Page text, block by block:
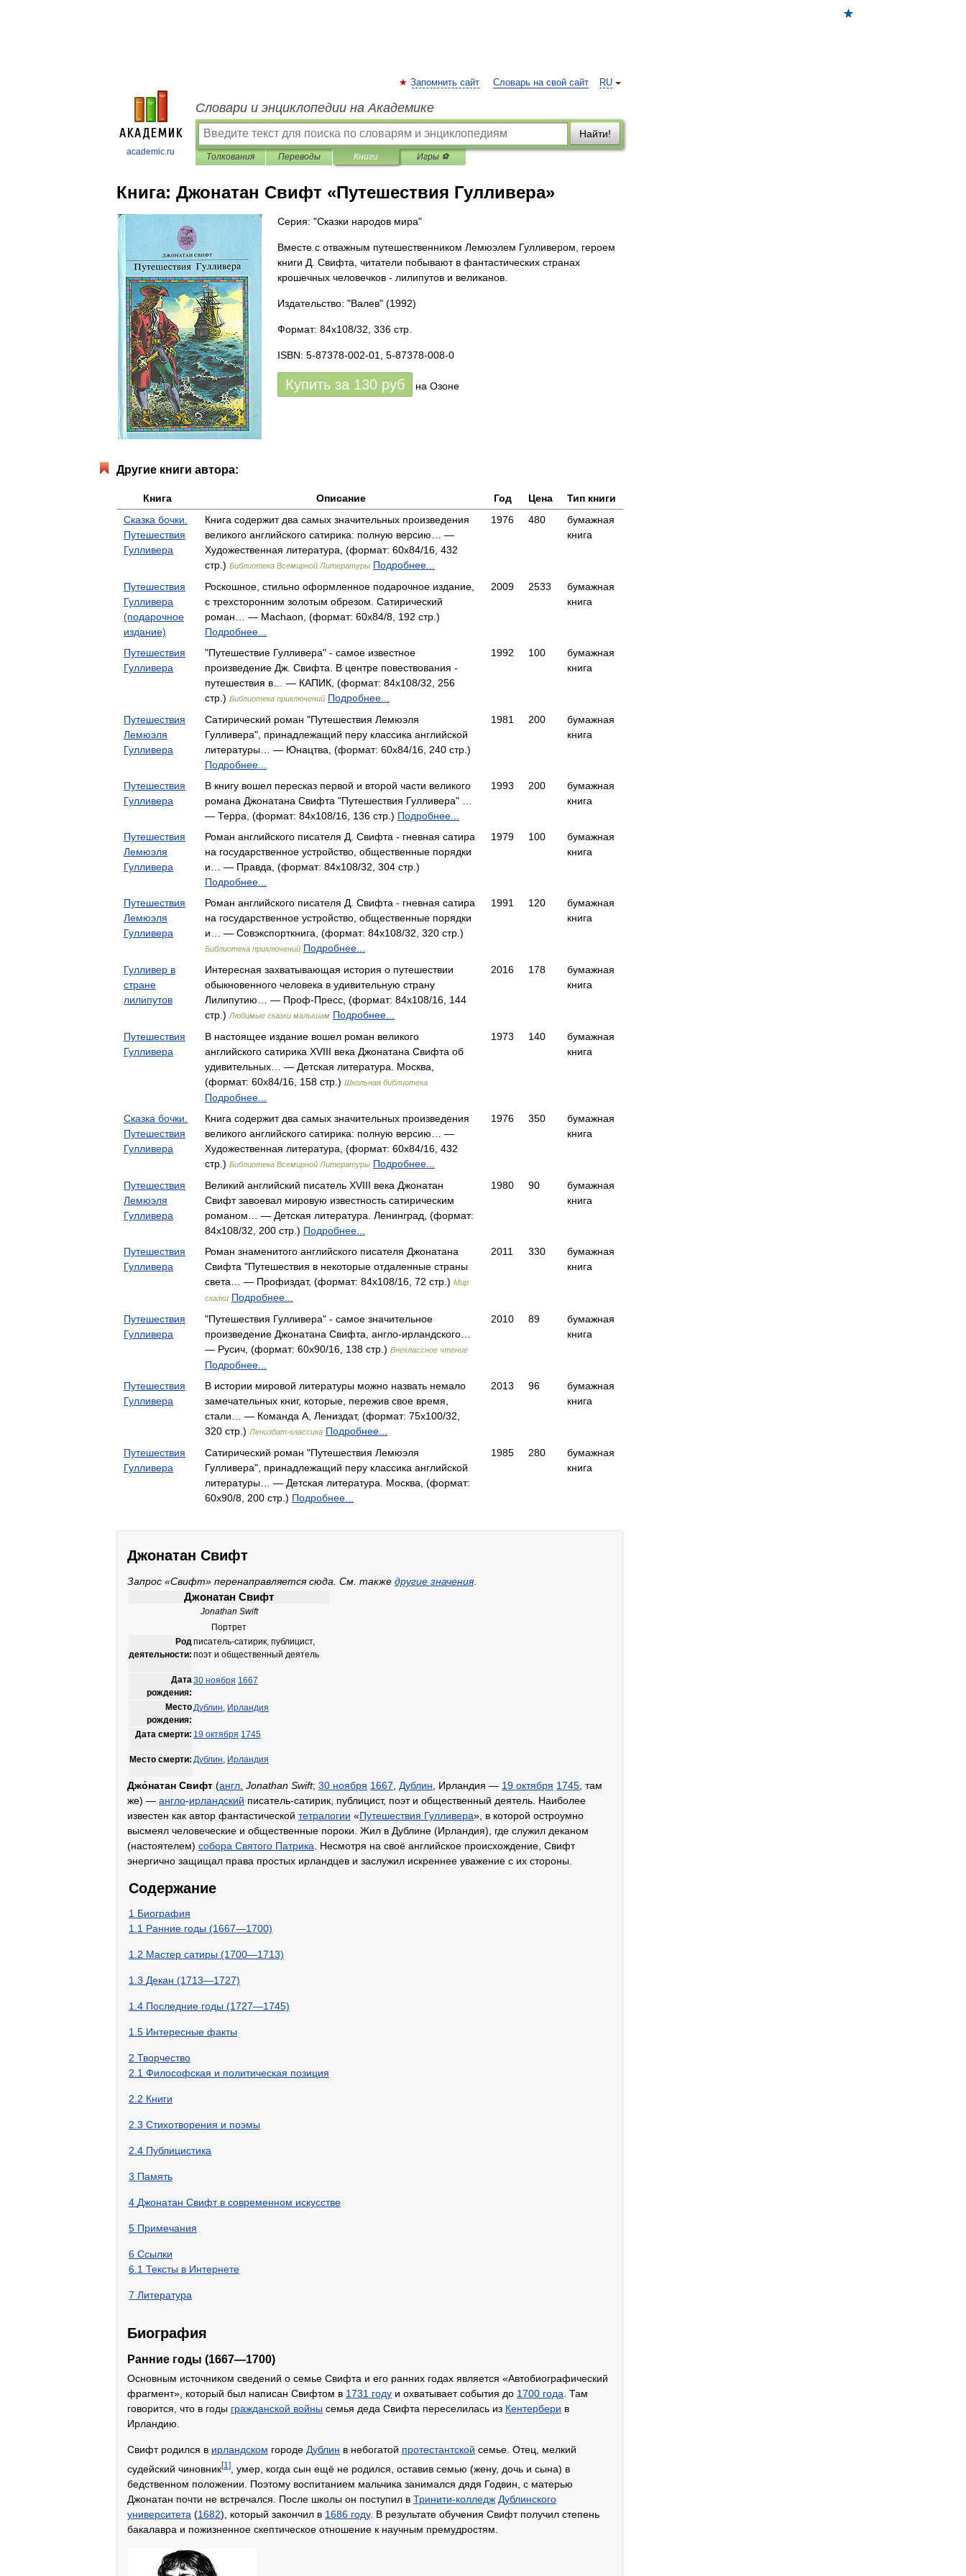
academic.ru
RU
Запомнить сайт Словарь на свой сайт
Словари и энциклопедии на Академике
Найти!
Толкования Переводы Книги Игры ⚽
Книга: Джонатан Свифт «Путешествия Гулливера»
Серия: "Сказки народов мира"
Вместе с отважным путешественником Лемюэлем Гулливером, героем
книги Д. Свифта, читатели побывают в фантастических странах
крошечных человечков - лилипутов и великанов.
Издательство: "Валев" (1992)
Формат: 84x108/32, 336 стр.
ISBN: 5-87378-002-01, 5-87378-008-0
Купить за 130 руб на Озоне
Другие книги автора:
Книга Описание Год Цена
Тип книги
Сказка бочки.
Путешествия
Гулливера
Книга содержит два самых значительных произведения
великого английского сатирика: полную версию… —
Художественная литература, (формат: 60x84/16, 432
стр.) Библиотека Всемирной Литературы Подробнее...
1976 480
бумажная
книга
Путешествия
Гулливера
(подарочное
издание)
Роскошное, стильно оформленное подарочное издание,
с трехсторонним золотым обрезом. Сатирический
роман… — Machaon, (формат: 60x84/8, 192 стр.)
Подробнее...
2009 2533
бумажная
книга
Путешествия
Гулливера
"Путешествие Гулливера" - самое известное
произведение Дж. Свифта. В центре повествования -
путешествия в… — КАПИК, (формат: 84x108/32, 256
стр.) Библиотека приключений Подробнее...
1992 100
бумажная
книга
Путешествия
Лемюэля
Гулливера
Сатирический роман "Путешествия Лемюэля
Гулливера", принадлежащий перу классика английской
литературы… — Юнацтва, (формат: 60x84/16, 240 стр.)
Подробнее...
1981 200
бумажная
книга
Путешествия
Гулливера
В книгу вошел пересказ первой и второй части великого
романа Джонатана Свифта "Путешествия Гулливера" …
— Терра, (формат: 84x108/16, 136 стр.) Подробнее...
1993 200
бумажная
книга
Путешествия
Лемюэля
Гулливера
Роман английского писателя Д. Свифта - гневная сатира
на государственное устройство, общественные порядки
и… — Правда, (формат: 84x108/32, 304 стр.)
Подробнее...
1979 100
бумажная
книга
Путешествия
Лемюэля
Гулливера
Роман английского писателя Д. Свифта - гневная сатира
на государственное устройство, общественные порядки
и… — Совэкспорткнига, (формат: 84x108/32, 320 стр.)
Библиотека приключений Подробнее...
1991 120
бумажная
книга
Гулливер в
стране
лилипутов
Интересная захватывающая история о путешествии
обыкновенного человека в удивительную страну
Лилипутию… — Проф-Пресс, (формат: 84x108/16, 144
стр.) Любимые сказки малышам Подробнее...
2016 178
бумажная
книга
Путешествия
Гулливера
В настоящее издание вошел роман великого
английского сатирика XVIII века Джонатана Свифта об
удивительных… — Детская литература. Москва,
(формат: 60x84/16, 158 стр.) Школьная библиотека
Подробнее...
1973 140
бумажная
книга
Сказка бочки.
Путешествия
Гулливера
Книга содержит два самых значительных произведения
великого английского сатирика: полную версию… —
Художественная литература, (формат: 60x84/16, 432
стр.) Библиотека Всемирной Литературы Подробнее...
1976 350
бумажная
книга
Путешествия
Лемюэля
Гулливера
Великий английский писатель XVIII века Джонатан
Свифт завоевал мировую известность сатирическим
романом… — Детская литература. Ленинград, (формат:
84x108/32, 200 стр.) Подробнее...
1980 90
бумажная
книга
Путешествия
Гулливера
Роман знаменитого английского писателя Джонатана
Свифта "Путешествия в некоторые отдаленные страны
света… — Профиздат, (формат: 84x108/16, 72 стр.) Мир
сказки Подробнее...
2011 330
бумажная
книга
Путешествия
Гулливера
"Путешествия Гулливера" - самое значительное
произведение Джонатана Свифта, англо-ирландского…
— Русич, (формат: 60x90/16, 138 стр.) Внеклассное чтение
Подробнее...
2010 89
бумажная
книга
Путешествия
Гулливера
В истории мировой литературы можно назвать немало
замечательных книг, которые, пережив свое время,
стали… — Команда А, Лениздат, (формат: 75x100/32,
320 стр.) Лениздат-классика Подробнее...
2013 96
бумажная
книга
Путешествия
Гулливера
Сатирический роман "Путешествия Лемюэля
Гулливера", принадлежащий перу классика английской
литературы… — Детская литература. Москва, (формат:
60x90/8, 200 стр.) Подробнее...
1985 280
бумажная
книга
Джонатан Свифт
Запрос «Свифт» перенаправляется сюда. Cм. также другие значения.
Джонатан Свифт
Jonathan Swift
Портрет
Род
деятельности:
писатель-сатирик, публицист,
поэт и общественный деятель
Дата
рождения:
30 ноября 1667
Место
рождения:
Дублин, Ирландия
Дата смерти: 19 октября 1745
Место смерти: Дублин, Ирландия
Джо́натан Свифт (англ. Jonathan Swift; 30 ноября 1667 Дублин , Ирландия — 19 октября 1745 , там
же) — англо-ирландский писатель-сатирик, публицист, поэт и общественный деятель. Наиболее
известен как автор фантастической тетралогии «Путешествия Гулливера», в которой остроумно
высмеял человеческие и общественные пороки. Жил в Дублине (Ирландия), где служил деканом
(настоятелем) собора Святого Патрика . Несмотря на своё английское происхождение, Свифт
энергично защищал права простых ирландцев и заслужил искреннее уважение с их стороны.
Содержание
1 Биография
1.1 Ранние годы (1667—1700)
1.2 Мастер сатиры (1700—1713)
1.3 Декан (1713—1727)
1.4 Последние годы (1727—1745)
1.5 Интересные факты
2 Творчество
2.1 Философская и политическая позиция
2.2 Книги
2.3 Стихотворения и поэмы
2.4 Публицистика
3 Память
4 Джонатан Свифт в современном искусстве
5 Примечания
6 Ссылки
6.1 Тексты в Интернете
7 Литература
Биография
Ранние годы (1667—1700)
Основным источником сведений о семье Свифта и его ранних годах является «Автобиографический
фрагмент», который был написан Свифтом в 1731 году и охватывает события до 1700 года . Там
говорится, что в годы гражданской войны семья деда Свифта переселилась из Кентербери в
Ирландию.
Свифт родился в ирландском городе Дублин в небогатой протестантской семье. Отец, мелкий
судейский чиновник[1]
, умер, когда сын ещё не родился, оставив семью (жену, дочь и сына) в
бедственном положении. Поэтому воспитанием мальчика занимался дядя Годвин, с матерью
Джонатан почти не встречался. После школы он поступил в Тринити-колледж Дублинского
университета (1682), который закончил в 1686 году. В результате обучения Свифт получил степень
бакалавра и пожизненное скептическое отношение к научным премудростям.